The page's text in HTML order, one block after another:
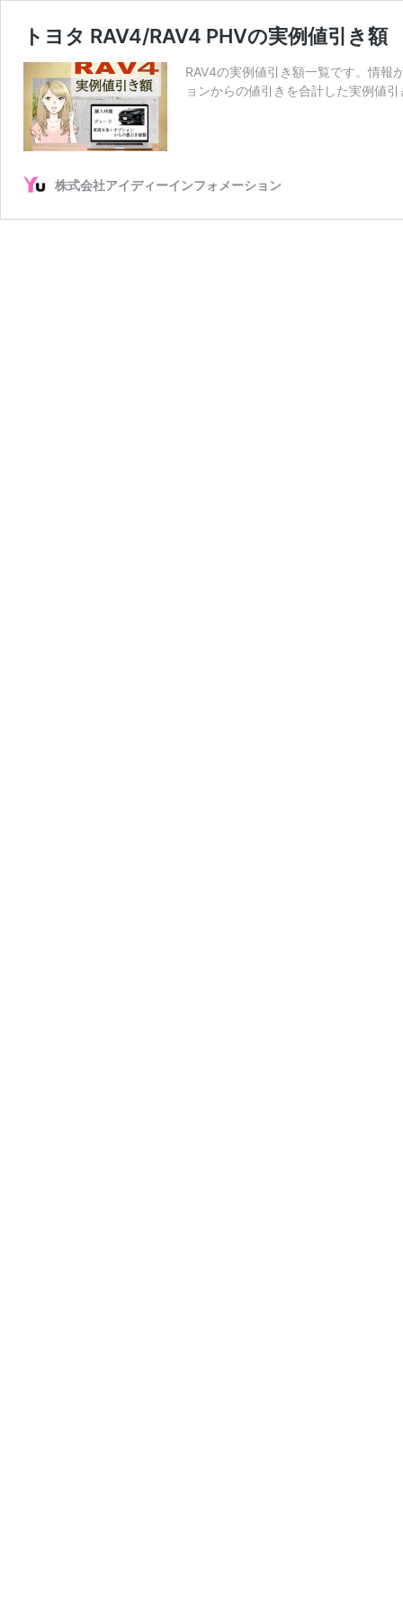
トヨタ RAV4/RAV4 PHVの実例値引き額
RAV4の実例値引き額一覧です。情報
ョンからの値引きを合計した実例値
株式会社アイディーインフォメーション